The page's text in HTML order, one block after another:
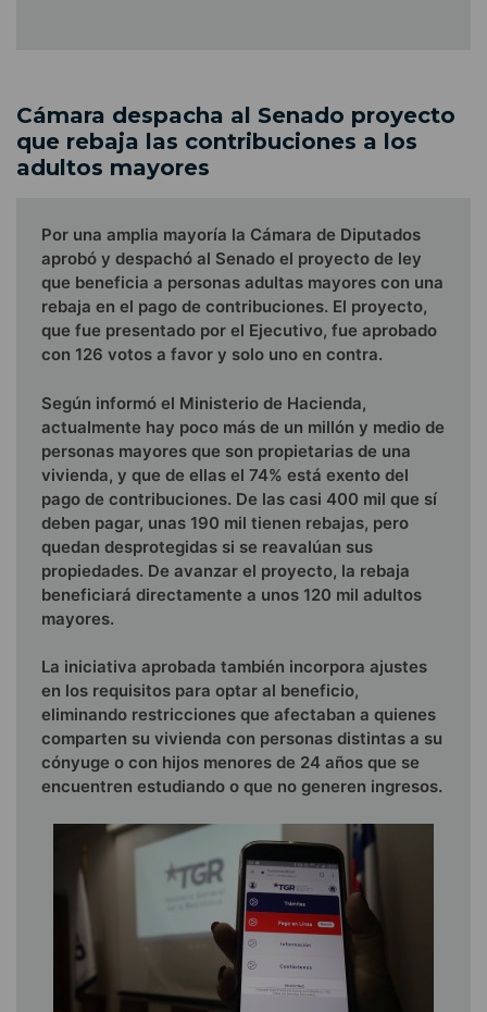
Cámara despacha al Senado proyecto
que rebaja las contribuciones a los
adultos mayores
Por una amplia mayoría la Cámara de Diputados
aprobó y despachó al Senado el proyecto de ley
que beneficia a personas adultas mayores con una
rebaja en el pago de contribuciones. El proyecto,
que fue presentado por el Ejecutivo, fue aprobado
con 126 votos a favor y solo uno en contra.
Según informó el Ministerio de Hacienda,
actualmente hay poco más de un millón y medio de
personas mayores que son propietarias de una
vivienda, y que de ellas el 74% está exento del
pago de contribuciones. De las casi 400 mil que sí
deben pagar, unas 190 mil tienen rebajas, pero
quedan desprotegidas si se reavalúan sus
propiedades. De avanzar el proyecto, la rebaja
beneficiará directamente a unos 120 mil adultos
mayores.
La iniciativa aprobada también incorpora ajustes
en los requisitos para optar al beneficio,
eliminando restricciones que afectaban a quienes
comparten su vivienda con personas distintas a su
cónyuge o con hijos menores de 24 años que se
encuentren estudiando o que no generen ingresos.